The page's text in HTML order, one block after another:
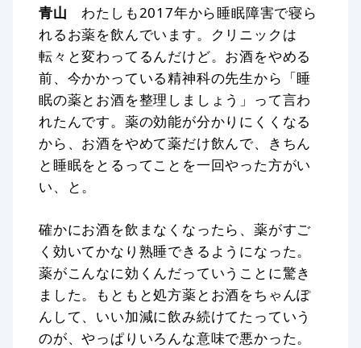
青山 わたしも2017年から睡眠障害で寝ら
れるお薬を飲んでいます。クリニックは
転々と変わってるんだけど。お酒をやめる
前、今かかっている精神科の先生から「睡
眠の薬とお酒を整理しましょう」って言わ
れたんです。薬の効能が分かりにくくなる
から、お酒をやめて薬だけ飲んで、きちん
と睡眠をとるってことを一回やった方がい
い、と。
確かにお酒を飲まなくなったら、薬がすご
く効いてかなり熟睡できるようになった。
薬がこんなに効くんだっていうことに驚き
ました。もともと処方薬とお酒をちゃんぽ
んして、いい加減に飲み続けてたっていう
のが、やっぱりいろんな意味で悪かった。